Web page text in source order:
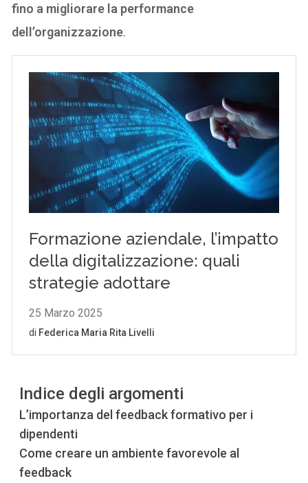
fino a migliorare la performance
dell’organizzazione.
Indice degli argomenti
L’importanza del feedback formativo per i
dipendenti
Come creare un ambiente favorevole al
feedback